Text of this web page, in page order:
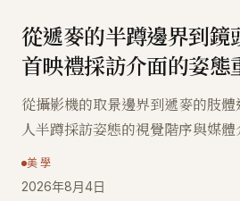
從遞麥的半蹲邊界到鏡
首映禮採訪介面的姿態
從攝影機的取景邊界到遞麥的肢
人半蹲採訪姿態的視覺階序與媒體
美學
2026年8月4日